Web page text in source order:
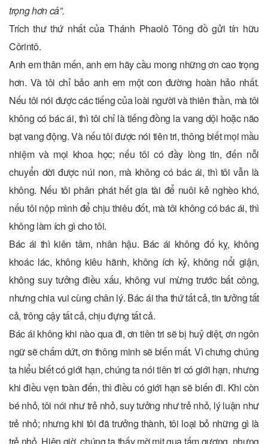
trọng hơn cả”.
Trích thư thứ nhất của Thánh Phaolô Tông đồ gửi tín hữu
Côrintô.
Anh em thân mến, anh em hãy cầu mong những ơn cao trọng
hơn. Và tôi chỉ bảo anh em một con đường hoàn hảo nhất.
Nếu tôi nói được các tiếng của loài người và thiên thần, mà tôi
không có bác ái, thì tôi chỉ là tiếng đồng la vang dội hoặc não
bạt vang động. Và nếu tôi được nói tiên tri, thông biết mọi mầu
nhiệm và mọi khoa học; nếu tôi có đầy lòng tin, đến nỗi
chuyển dời được núi non, mà không có bác ái, thì tôi vẫn là
không. Nếu tôi phân phát hết gia tài để nuôi kẻ nghèo khó,
nếu tôi nộp mình để chịu thiêu đốt, mà tôi không có bác ái, thì
không làm ích gì cho tôi.
Bác ái thì kiên tâm, nhân hậu. Bác ái không đố kỵ, không
khoác lác, không kiêu hãnh, không ích kỷ, không nổi giận,
không suy tưởng điều xấu, không vui mừng trước bất công,
nhưng chia vui cùng chân lý. Bác ái tha thứ tất cả, tin tưởng tất
cả, trông cậy tất cả, chịu đựng tất cả.
Bác ái không khi nào qua đi, ơn tiên tri sẽ bị huỷ diệt, ơn ngôn
ngữ sẽ chấm dứt, ơn thông minh sẽ biến mất. Vì chưng chúng
ta hiểu biết có giới hạn, chúng ta nói tiên tri có giới hạn, nhưng
khi điều vẹn toàn đến, thì điều có giới hạn sẽ biến đi. Khi còn
bé nhỏ, tôi nói như trẻ nhỏ, suy tưởng như trẻ nhỏ, lý luận như
trẻ nhỏ; nhưng khi tôi đã trưởng thành, tôi loại bỏ những gì là
trẻ nhỏ. Hiện giờ, chúng ta thấy mờ mịt qua tấm gương, nhưng